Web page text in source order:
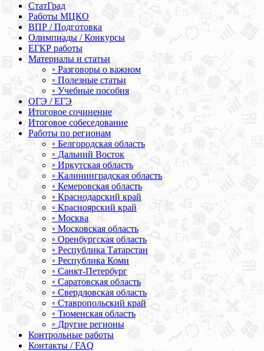
СтатГрад
Работы МЦКО
ВПР / Подготовка
Олимпиады / Конкурсы
ЕГКР работы
Материалы и статьи
◦ Разговоры о важном
◦ Полезные статьи
◦ Учебные пособия
ОГЭ / ЕГЭ
Итоговое сочинение
Итоговое собеседование
Работы по регионам
◦ Белгородская область
◦ Дальний Восток
◦ Иркутская область
◦ Калининградская область
◦ Кемеровская область
◦ Краснодарский край
◦ Красноярский край
◦ Москва
◦ Московская область
◦ Оренбургская область
◦ Республика Татарстан
◦ Республика Коми
◦ Санкт-Петербург
◦ Саратовская область
◦ Свердловская область
◦ Ставропольский край
◦ Тюменская область
◦ Другие регионы
Контрольные работы
Контакты / FAQ